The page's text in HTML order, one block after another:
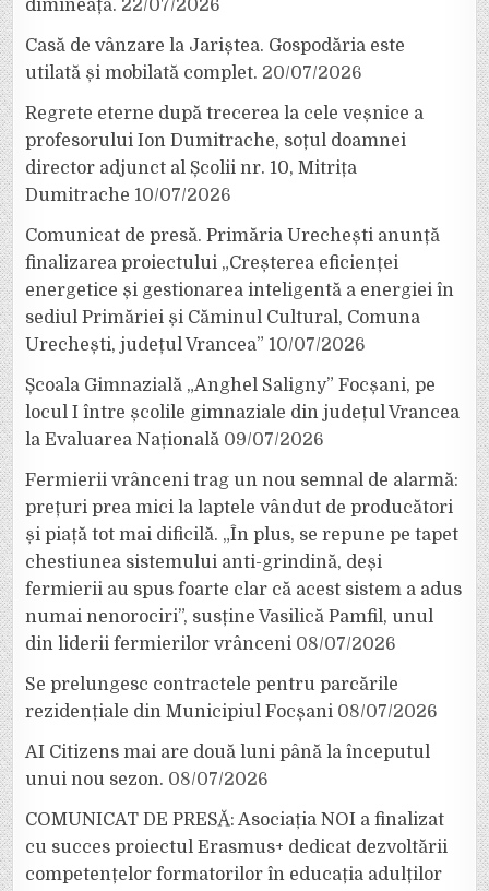
dimineață. 22/07/2026
Casă de vânzare la Jariștea. Gospodăria este
utilată și mobilată complet. 20/07/2026
Regrete eterne după trecerea la cele veșnice a
profesorului Ion Dumitrache, soțul doamnei
director adjunct al Școlii nr. 10, Mitrița
Dumitrache 10/07/2026
Comunicat de presă. Primăria Urechești anunță
finalizarea proiectului „Creșterea eficienței
energetice și gestionarea inteligentă a energiei în
sediul Primăriei și Căminul Cultural, Comuna
Urechești, județul Vrancea” 10/07/2026
Școala Gimnazială „Anghel Saligny” Focșani, pe
locul I între școlile gimnaziale din județul Vrancea
la Evaluarea Națională 09/07/2026
Fermierii vrânceni trag un nou semnal de alarmă:
prețuri prea mici la laptele vândut de producători
și piață tot mai dificilă. „În plus, se repune pe tapet
chestiunea sistemului anti-grindină, deși
fermierii au spus foarte clar că acest sistem a adus
numai nenorociri”, susține Vasilică Pamfil, unul
din liderii fermierilor vrânceni 08/07/2026
Se prelungesc contractele pentru parcările
rezidențiale din Municipiul Focșani 08/07/2026
AI Citizens mai are două luni până la începutul
unui nou sezon. 08/07/2026
COMUNICAT DE PRESĂ: Asociația NOI a finalizat
cu succes proiectul Erasmus+ dedicat dezvoltării
competențelor formatorilor în educația adulților